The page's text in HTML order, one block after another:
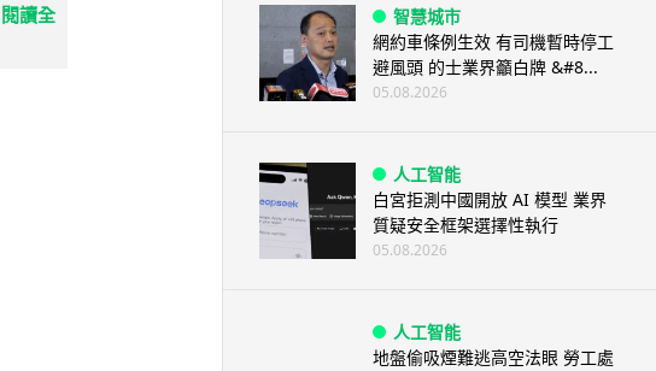
閱讀全
智慧城市
網約車條例生效 有司機暫時停工
避風頭 的士業界籲白牌 &#8...
05.08.2026
人工智能
白宮拒測中國開放 AI 模型 業界
質疑安全框架選擇性執行
05.08.2026
人工智能
地盤偷吸煙難逃高空法眼 勞工處